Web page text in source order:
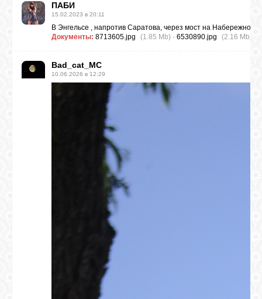
ПAБИ
15.02.2023 в 20:11
В Энгельсе , напротив Саратова, через мост на Набережной
Документы: 8713605.jpg (1.85 Mb) · 6530890.jpg (2.16 Mb)
Bad_cat_MC
10.06.2026 в 12:29